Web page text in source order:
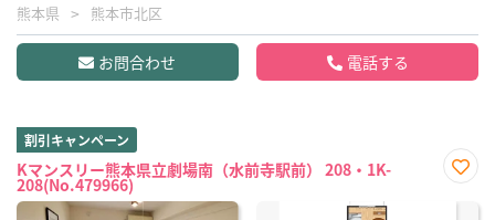
熊本県 熊本市北区
お問合わせ 電話する
割引キャンペーン
Kマンスリー熊本県立劇場南（水前寺駅前） 208・1K-
208(No.479966)
に入